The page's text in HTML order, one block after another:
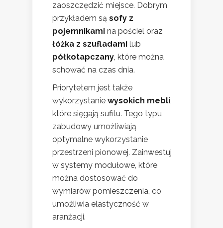
zaoszczędzić miejsce. Dobrym
przykładem są sofy z
pojemnikami na pościel oraz
łóżka z szufladami lub
półkotapczany, które można
schować na czas dnia.
Priorytetem jest także
wykorzystanie wysokich mebli,
które sięgają sufitu. Tego typu
zabudowy umożliwiają
optymalne wykorzystanie
przestrzeni pionowej. Zainwestuj
w systemy modułowe, które
można dostosować do
wymiarów pomieszczenia, co
umożliwia elastyczność w
aranżacji.